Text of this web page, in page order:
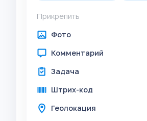
Прикрепить
Фото
Комментарий
Задача
Штрих-код
Геолокация